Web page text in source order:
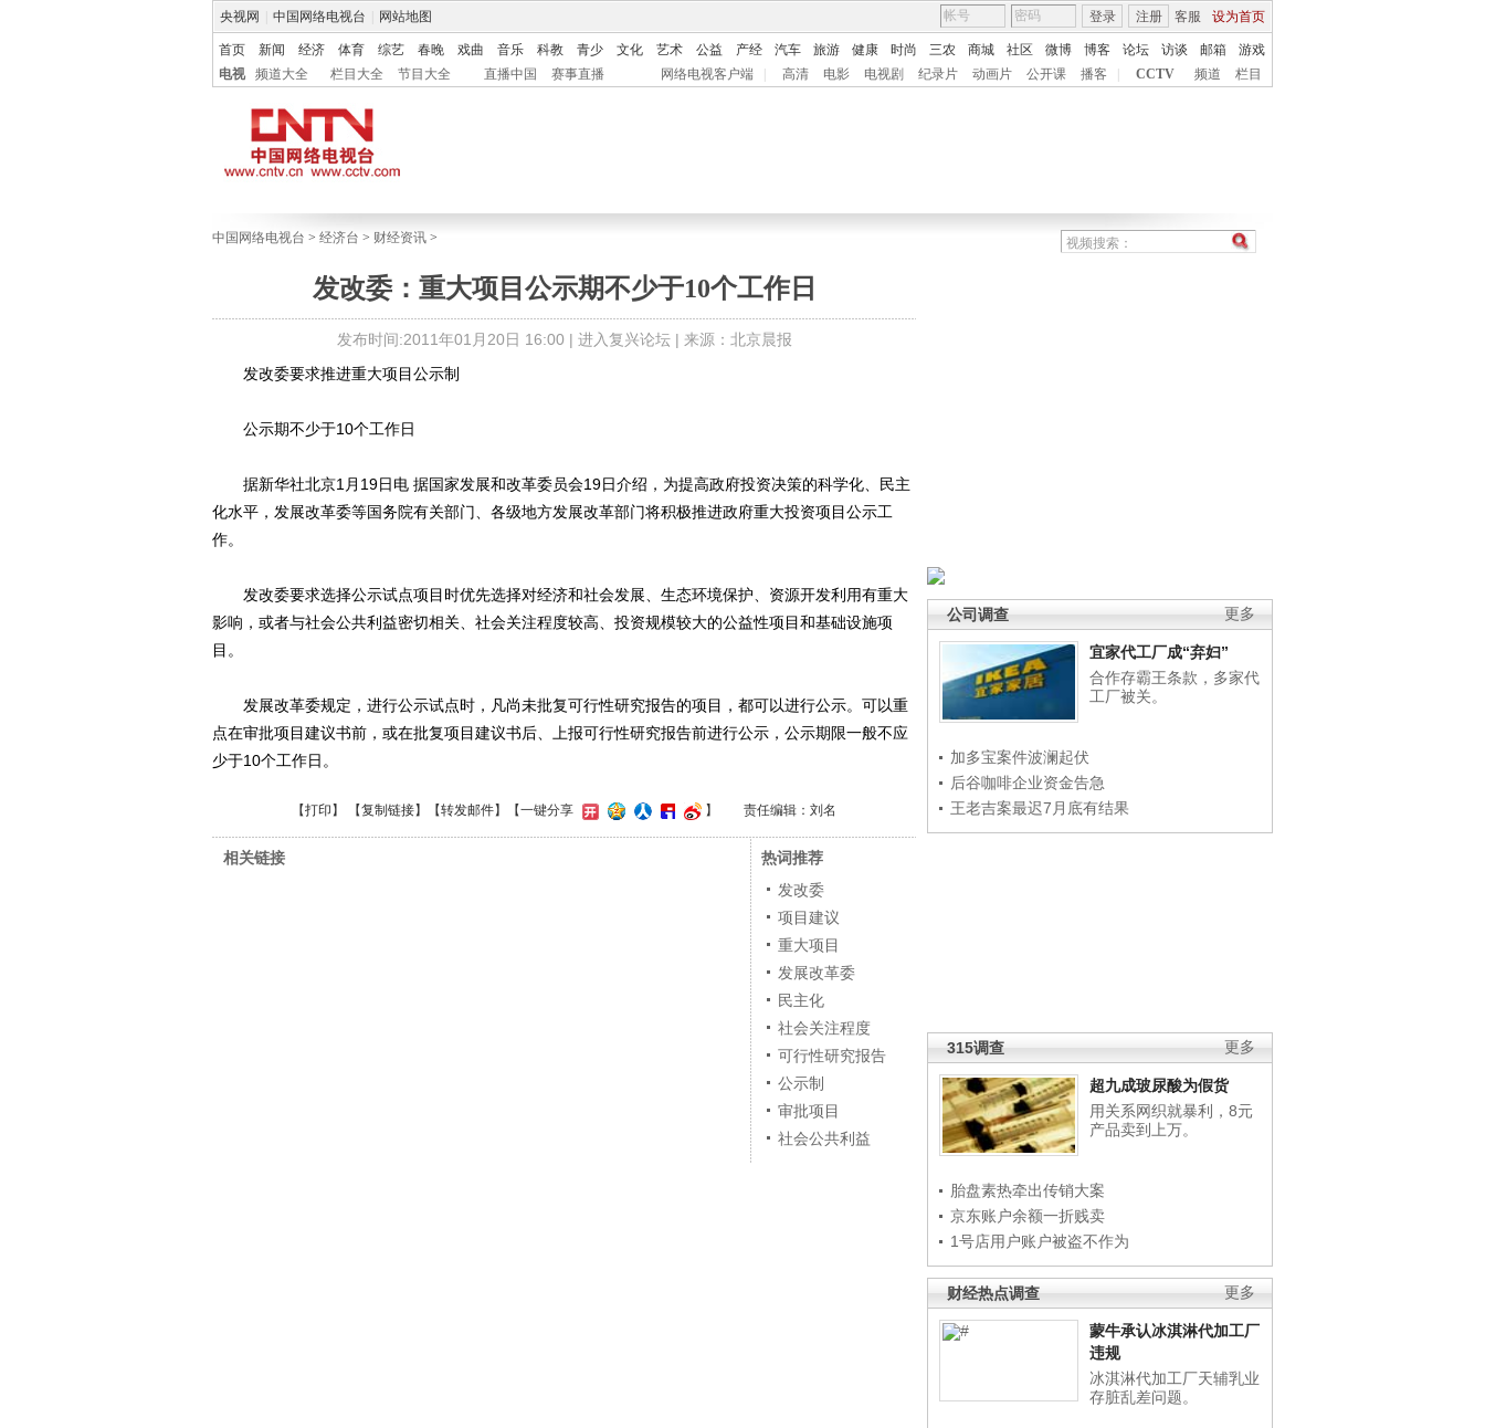
央视网 中国网络电视台 网站地图 客服 设为首页
登录 注册
首页 新闻 经济 体育 综艺 春晚 戏曲 音乐 科教 青少 文化 艺术 公益 产经 汽车 旅游 健康 时尚 三农 商城 社区 微博 博客 论坛 访谈 邮箱
游戏
电视
频道大全 栏目大全 节目大全 直播中国 赛事直播 网络电视客户端 高清 电影 电视剧 纪录片 动画片 公开课 播客 CCTV 频道 栏目
中国网络电视台 > 经济台 > 财经资讯 >
发改委：重大项目公示期不少于10个工作日
发布时间:2011年01月20日 16:00 | 进入复兴论坛| 来源：北京晨报
更多
公司调查
宜家代工厂成“弃妇”
合作存霸王条款，多家代
工厂被关。
加多宝案件波澜起伏
后谷咖啡企业资金告急
王老吉案最迟7月底有结果
更多
315调查
超九成玻尿酸为假货
用关系网织就暴利，8元
产品卖到上万。
胎盘素热牵出传销大案
京东账户余额一折贱卖
1号店用户账户被盗不作为
更多
财经热点调查
蒙牛承认冰淇淋代加工厂
违规
冰淇淋代加工厂天辅乳业
存脏乱差问题。
发改委要求推进重大项目公示制
公示期不少于10个工作日
据新华社北京1月19日电 据国家发展和改革委员会19日介绍，为提高政府投资决策的科学化、民主
化水平，发展改革委等国务院有关部门、各级地方发展改革部门将积极推进政府重大投资项目公示工
作。
发改委要求选择公示试点项目时优先选择对经济和社会发展、生态环境保护、资源开发利用有重大
影响，或者与社会公共利益密切相关、社会关注程度较高、投资规模较大的公益性项目和基础设施项
目。
发展改革委规定，进行公示试点时，凡尚未批复可行性研究报告的项目，都可以进行公示。可以重
点在审批项目建议书前，或在批复项目建议书后、上报可行性研究报告前进行公示，公示期限一般不应
少于10个工作日。
【打印 】 【复制链接】【转发邮件】 【一键分享 】 责任编辑：刘名
相关链接
热词推荐
发改委
项目建议
重大项目
发展改革委
民主化
社会关注程度
可行性研究报告
公示制
审批项目
社会公共利益